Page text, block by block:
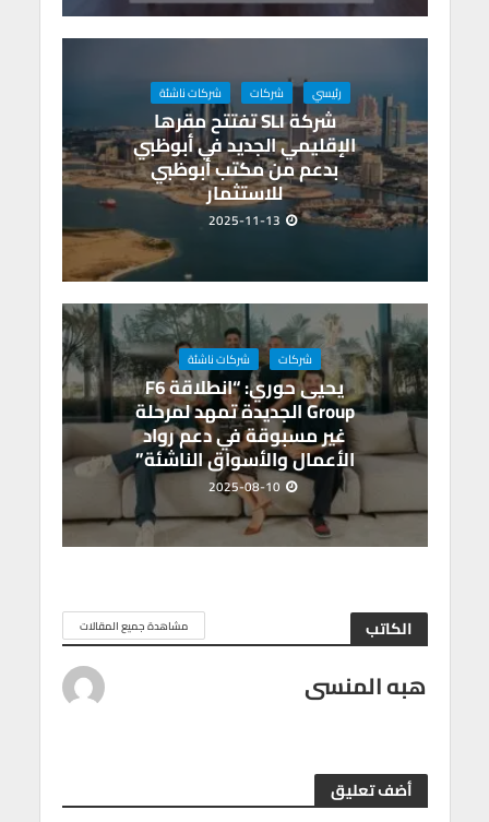
رئيسي شركات شركات ناشئة
شركة SLI تفتتح مقرها
الإقليمي الجديد في أبوظبي
بدعم من مكتب أبوظبي
للاستثمار
2025-11-13
شركات شركات ناشئة
يحيى حوري: “انطلاقة F6
Group الجديدة تمهد لمرحلة
غير مسبوقة في دعم رواد
الأعمال والأسواق الناشئة”
2025-08-10
الكاتب مشاهدة جميع المقالات
هبه المنسى
أضف تعليق